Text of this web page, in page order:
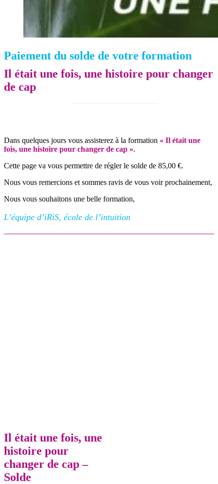
Paiement du solde de votre formation
Il était une fois, une histoire pour changer
de cap
Dans quelques jours vous assisterez à la formation « Il était une
fois, une histoire pour changer de cap ».
Cette page va vous permettre de régler le solde de 85,00 €.
Nous vous remercions et sommes ravis de vous voir prochainement,
Nous vous souhaitons une belle formation,
L’équipe d’iRiS, école de l’intuition
Il était une fois, une
histoire pour
changer de cap –
Solde